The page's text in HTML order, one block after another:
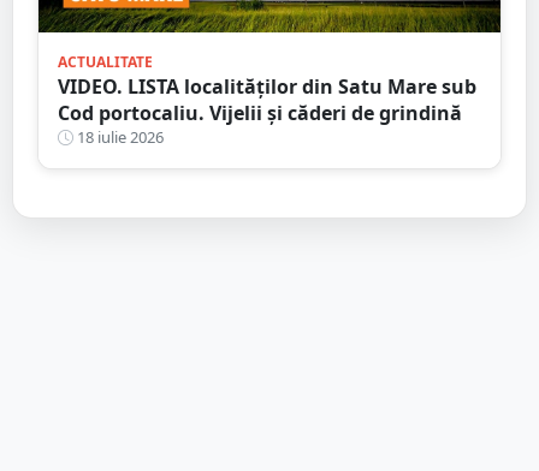
ACTUALITATE
VIDEO. LISTA localităților din Satu Mare sub
Cod portocaliu. Vijelii și căderi de grindină
18 iulie 2026